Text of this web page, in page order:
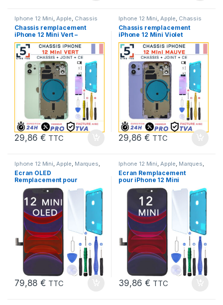
Iphone 12 Mini, Apple, Chassis
iPhone, Chassis iPhone 12 Mini
Pieces Portable
Chassis remplacement
iPhone 12 Mini Vert –
Chassis NU +Joint +Kit
29,86€ TTC
Iphone 12 Mini, Apple, Chassis
iPhone, Chassis iPhone 12 Mini
Pieces Portable
Chassis remplacement
iPhone 12 Mini Violet
Mauve – Chassis NU
+Joint +Kit
29,86€ TTC
Iphone 12 Mini, Apple, Marques,
Pieces Portable
Ecran OLED
Remplacement pour
iPhone 12 Mini +Joint
ecran, Verre trempe,
+Kit
79,88€ TTC
Iphone 12 Mini, Apple, Marques,
Pieces Portable
Ecran Remplacement
pour iPhone 12 Mini
Avec Joint d’ecran,
verre trempe + Outils
39,86€ TTC